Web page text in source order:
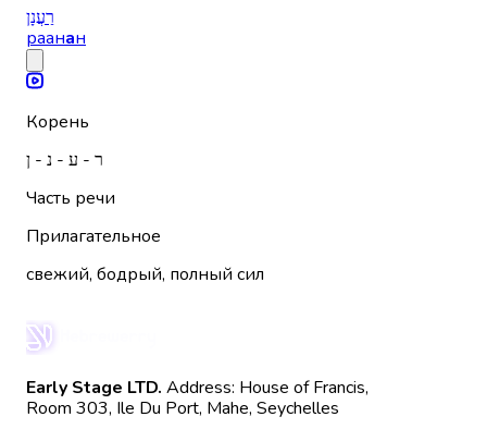
רַעֲנָן
раанан
Корень
ר - ע - נ - ן
Часть речи
Прилагательное
свежий, бодрый, полный сил
Early Stage LTD. Address: House of Francis,
Room 303, Ile Du Port, Mahe, Seychelles